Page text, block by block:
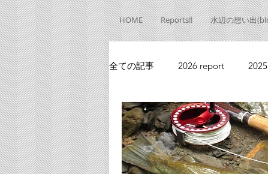
HOME Reports!! 水辺の想い出
全ての記事 2026 report
2020 report 2019 report
2013 report 2012 report